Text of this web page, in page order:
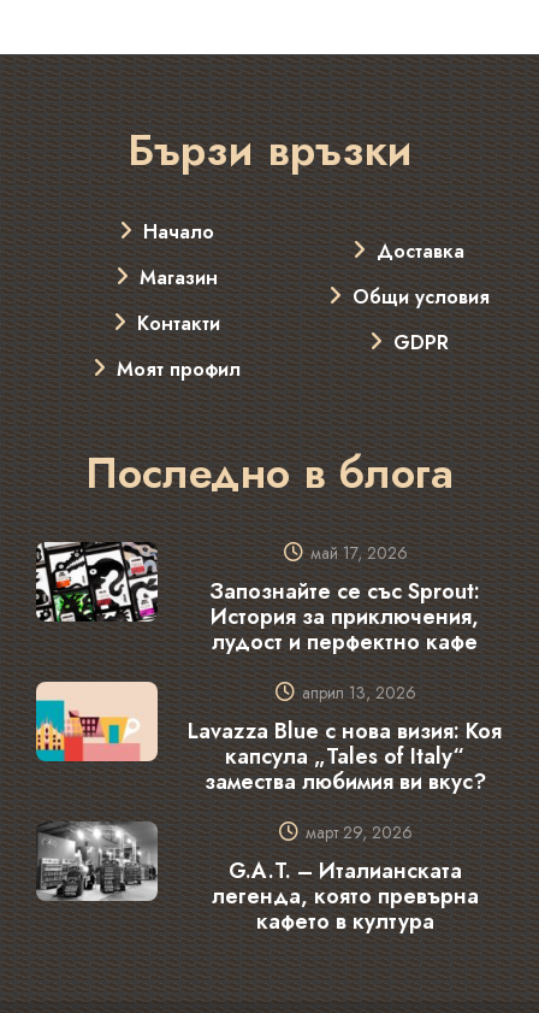
Бързи връзки
Начало
Магазин
Контакти
Моят профил
Доставка
Общи условия
GDPR
Последно в блога
май 17, 2026
Запознайте се със Sprout:
История за приключения,
лудост и перфектно кафе
април 13, 2026
Lavazza Blue с нова визия: Коя
капсула „Tales of Italy“
замества любимия ви вкус?
март 29, 2026
G.A.T. – Италианската
легенда, която превърна
кафето в култура